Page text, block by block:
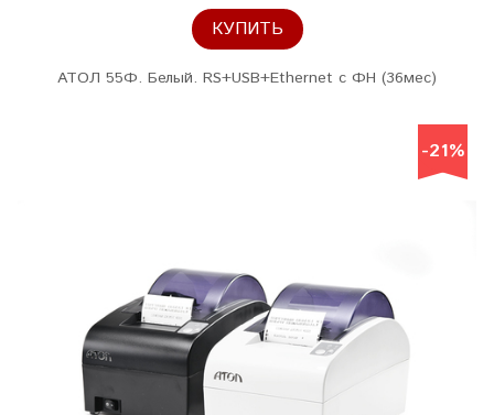
КУПИТЬ
АТОЛ 55Ф. Белый. RS+USB+Ethernet с ФН (36мес)
-21%